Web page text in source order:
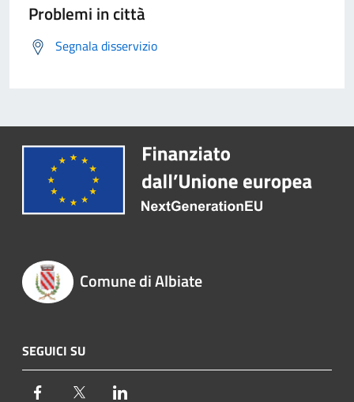
Problemi in città
Segnala disservizio
Comune di Albiate
SEGUICI SU
Facebook Twitter